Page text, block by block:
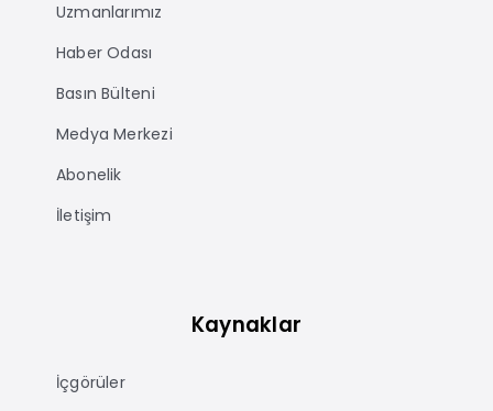
Uzmanlarımız
Haber Odası
Basın Bülteni
Medya Merkezi
Abonelik
İletişim
Kaynaklar
İçgörüler